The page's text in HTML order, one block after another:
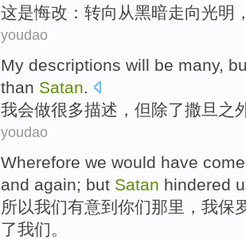
这是悔改 ： 转向 从黑暗走向光明
youdao
My descriptions will be many,
than Satan.
我会做很多描述 ， 但除了撒旦 之
youdao
Wherefore we would have
and again; but Satan hindered
所以我们有意到 你们那里， 我保
了我们。